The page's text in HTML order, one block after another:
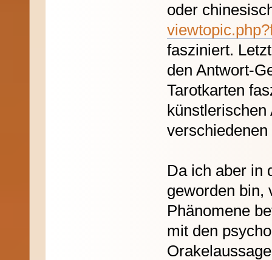
oder
fasziniert.
den Antwort-
Tarotkarten
Da ich aber in
geworden bin,
Phänomene
mit den